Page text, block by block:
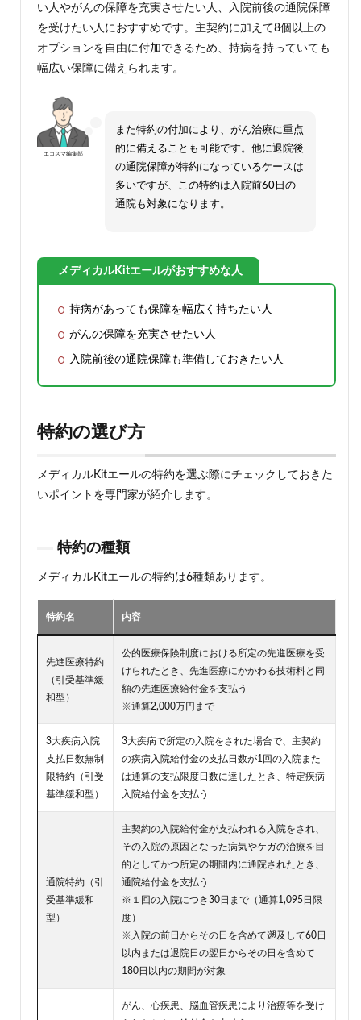
い人やがんの保障を充実させたい人、入院前後の通院保障
を受けたい人におすすめです。主契約に加えて8個以上の
オプションを自由に付加できるため、持病を持っていても
幅広い保障に備えられます。
エコスマ編集部
また特約の付加により、がん治療に重点
的に備えることも可能です。他に退院後
の通院保障が特約になっているケースは
多いですが、この特約は入院前60日の
通院も対象になります。
メディカルKitエールがおすすめな人
持病があっても保障を幅広く持ちたい人
がんの保障を充実させたい人
入院前後の通院保障も準備しておきたい人
特約の選び方
メディカルKitエールの特約を選ぶ際にチェックしておきた
いポイントを専門家が紹介します。
特約の種類
メディカルKitエールの特約は6種類あります。
特約名 内容
先進医療特約
（引受基準緩
和型）
公的医療保険制度における所定の先進医療を受
けられたとき、先進医療にかかわる技術料と同
額の先進医療給付金を支払う
※通算2,000万円まで
3大疾病入院
支払日数無制
限特約（引受
基準緩和型）
3大疾病で所定の入院をされた場合で、主契約
の疾病入院給付金の支払日数が1回の入院また
は通算の支払限度日数に達したとき、特定疾病
入院給付金を支払う
通院特約（引
受基準緩和
型）
主契約の入院給付金が支払われる入院をされ、
その入院の原因となった病気やケガの治療を目
的としてかつ所定の期間内に通院されたとき、
通院給付金を支払う
※１回の入院につき30日まで（通算1,095日限
度）
※入院の前日からその日を含めて遡及して60日
以内または退院日の翌日からその日を含めて
180日以内の期間が対象
がん、心疾患、脳血管疾患により治療等を受け